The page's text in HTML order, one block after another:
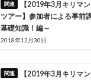
【2019年3月キリマ
ツアー】参加者による事前
基礎知識！編～
2018年12月30日
【2019年3月キリマ